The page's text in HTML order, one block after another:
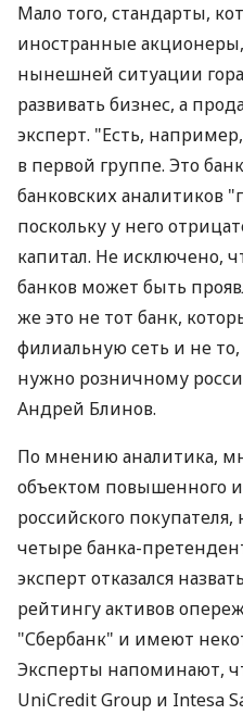
Мало того, стандарты,
иностранные
нынешней ситуации
развивать бизнес, а
эксперт. "Есть,
в первой группе. Это
банковских аналитиков
поскольку у него
капитал. Не исключено,
банков может быть
же это не тот банк,
филиальную сеть и не
нужно розничному
Андрей Блинов.
По мнению аналитика,
объектом повышенного
российского
четыре банка-
эксперт отказался
рейтингу активов
"Сбербанк" и имеют
Эксперты напоминают,
UniCredit Group и Intesa